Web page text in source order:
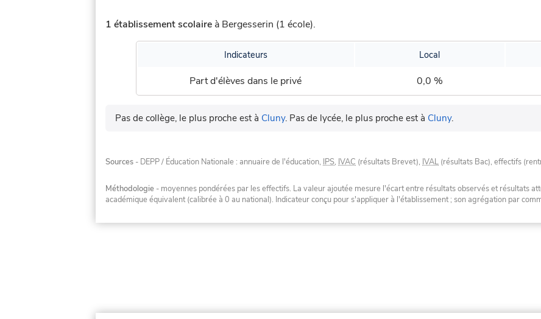
1 établissement scolaire à Bergesserin (1 école).
Indicateurs Local
Part d'élèves dans le privé 0,0 %
Pas de collège, le plus proche est à Cluny. Pas de lycée, le plus proche est à Cluny.
Sources - DEPP / Éducation Nationale : annuaire de l'éducation, IPS, IVAC (résultats Brevet), IVAL (résultats Bac), effectifs
Méthodologie - moyennes pondérées par les effectifs. La valeur ajoutée mesure l'écart entre résultats observés et résultats
académique équivalent (calibrée à 0 au national). Indicateur conçu pour s'appliquer à l'établissement ; son agrégation par